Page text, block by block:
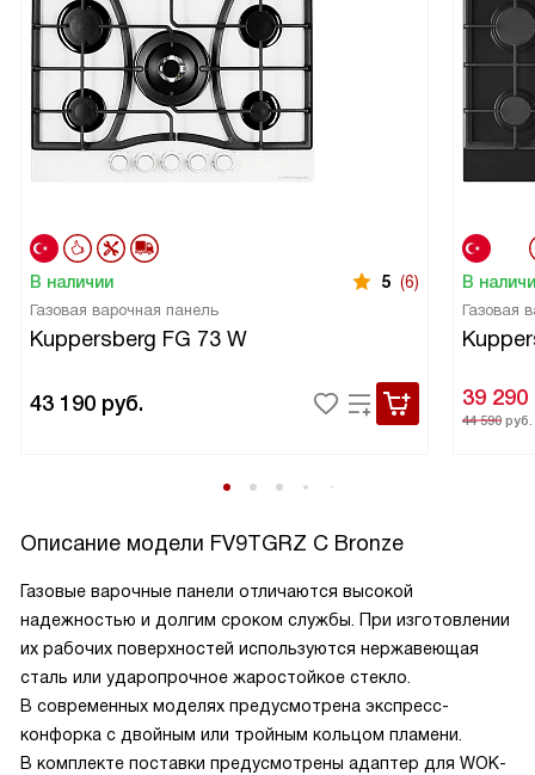
В наличии 5 (6)
Газовая варочная панель
Kuppersberg FG 73 W
43 190 руб.
В
Газовая
39 290
44 590руб.
Описание модели FV9TGRZ C Bronze
Газовые варочные панели отличаются высокой
надежностью и долгим сроком службы. При изготовлении
их рабочих поверхностей используются нержавеющая
сталь или ударопрочное жаростойкое стекло.
В современных моделях предусмотрена экспресс-
конфорка с двойным или тройным кольцом пламени.
В комплекте поставки предусмотрены адаптер для WOK-